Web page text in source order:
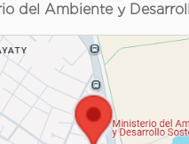
del Ambiente y